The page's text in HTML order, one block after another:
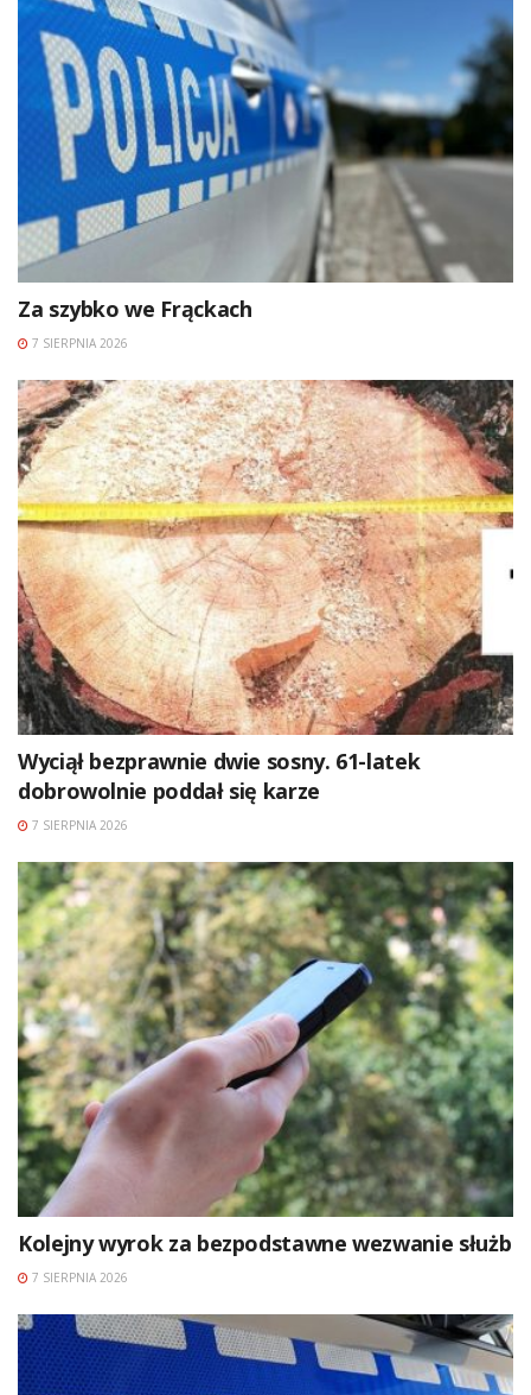
Za szybko we Frąckach
7 SIERPNIA 2026
Wyciął bezprawnie dwie sosny. 61-latek
dobrowolnie poddał się karze
7 SIERPNIA 2026
Kolejny wyrok za bezpodstawne wezwanie służb
7 SIERPNIA 2026